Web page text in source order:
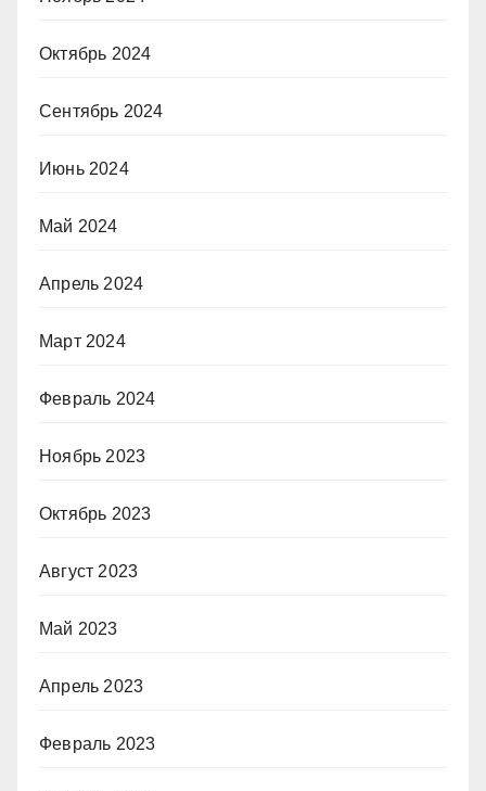
Октябрь 2024
Сентябрь 2024
Июнь 2024
Май 2024
Апрель 2024
Март 2024
Февраль 2024
Ноябрь 2023
Октябрь 2023
Август 2023
Май 2023
Апрель 2023
Февраль 2023